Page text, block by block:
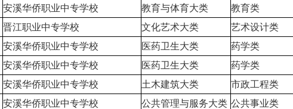
安溪华侨职业中专学校 教育与体育大类 教育类
晋江职业中专学校 文化艺术大类 艺术设计类
安溪华侨职业中专学校 医药卫生大类 药学类
安溪华侨职业中专学校 医药卫生大类 药学类
安溪华侨职业中专学校 土木建筑大类 市政工程类
安溪华侨职业中专学校 公共管理与服务大类 公共事业类